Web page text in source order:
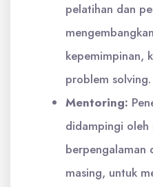
pelatihan dan
kepemimpinan,
problem solving.
Mentoring:
didampingi oleh
berpengalaman
masing, untuk